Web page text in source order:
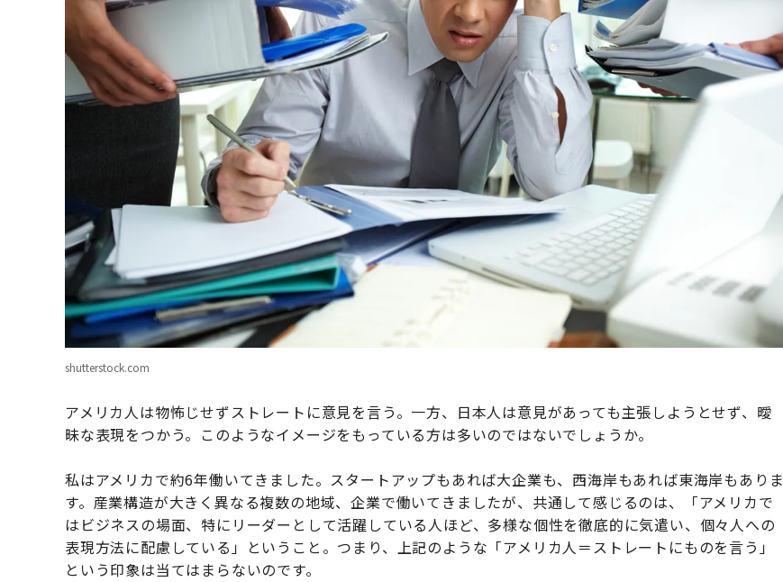
shutterstock.com
アメリカ人は物怖じせずストレートに意見を言う。一方、日本人は意見があっても主張しようとせず、曖
昧な表現をつかう。このようなイメージをもっている方は多いのではないでしょうか。
私はアメリカで約6年働いてきました。スタートアップもあれば大企業も、西海岸もあれば東海岸もありま
す。産業構造が大きく異なる複数の地域、企業で働いてきましたが、共通して感じるのは、「アメリカで
はビジネスの場面、特にリーダーとして活躍している人ほど、多様な個性を徹底的に気遣い、個々人への
表現方法に配慮している」ということ。つまり、上記のような「アメリカ人＝ストレートにものを言う」
という印象は当てはまらないのです。